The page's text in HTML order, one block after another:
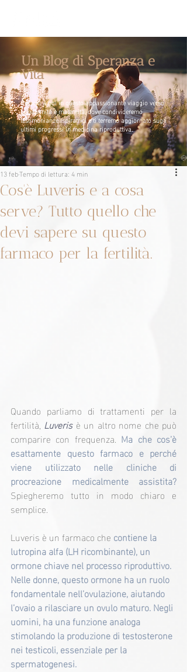
Un Blog di Speranza e
Vita
Unisciti a noi in questo appassionante viaggio verso
la paternità e maternità, dove condivideremo
testimonianze ispiratrici e ti terremo aggiornato sugli
ultimi progressi in medicina riproduttiva.
Cos'è Luveris e a cosa
serve? Tutto quello che
devi sapere su questo
farmaco per la fertilità.
13 febTempo di lettura: 4 min
Quando parliamo di trattamenti per la
fertilità, Luveris è un altro nome che può
comparire con frequenza. Ma che cos’è
esattamente questo farmaco e perché
viene utilizzato nelle cliniche di
Spiegheremo tutto in modo chiaro e
semplice.
Luveris è un farmaco che contiene la
lutropina alfa (LH ricombinante), un
ormone chiave nel processo riproduttivo.
Nelle donne, questo ormone ha un ruolo
fondamentale nell’ovulazione, aiutando
l’ovaio a rilasciare un ovulo maturo. Negli
uomini, ha una funzione analoga
stimolando la produzione di testosterone
nei testicoli, essenziale per la
spermatogenesi.